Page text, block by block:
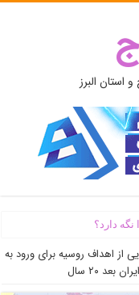
استان البرز
دارد؟
از اهداف روسیه برای ورود به
۲۰ سال